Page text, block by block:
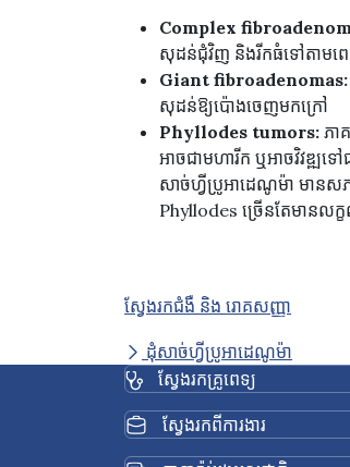
Complex
សុដន់ជុំវិញ និងរីកធំទៅតាមព
Giant fibroadenomas:
សុដន់ឱ្យប៉ោងចេញមកក្រៅ
Phyllodes tumors: ភា
អាចជាមហារីក ឬអាចវិវឌ្ឍទ
សាច់ហ្វីប្រូអាដេណូម៉ា មានស
Phyllodes ច្រើនតែមាន
ស្វែងរកជំងឺ និង រោគសញ្ញា
ដុំសាច់ហ្វីប្រូអាដេណូម៉ា
ស្វែងរកគ្រូពេទ្យ
ស្វែងរកពីការងារ